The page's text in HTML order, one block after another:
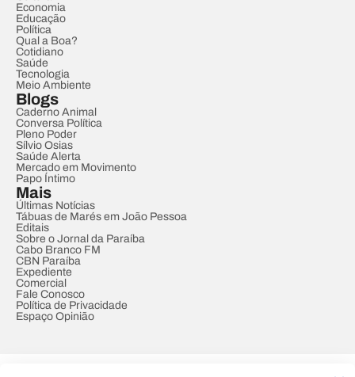
Economia
Educação
Política
Qual a Boa?
Cotidiano
Saúde
Tecnologia
Meio Ambiente
Blogs
Caderno Animal
Conversa Política
Pleno Poder
Sílvio Osias
Saúde Alerta
Mercado em Movimento
Papo Íntimo
Mais
Últimas Notícias
Tábuas de Marés em João Pessoa
Editais
Sobre o Jornal da Paraíba
Cabo Branco FM
CBN Paraíba
Expediente
Comercial
Fale Conosco
Política de Privacidade
Espaço Opinião